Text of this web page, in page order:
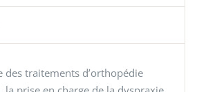
des traitements d’orthopédie